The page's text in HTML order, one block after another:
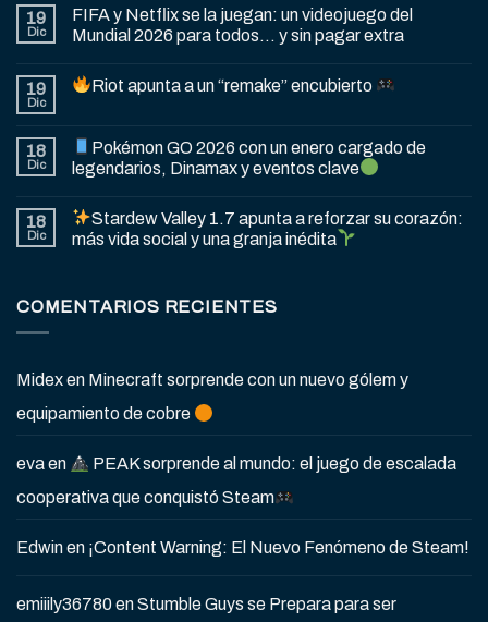
19
Dic
FIFA y Netflix se la juegan: un videojuego del
Mundial 2026 para todos… y sin pagar extra
19
Dic
Riot apunta a un “remake” encubierto
18
Dic
Pokémon GO 2026 con un enero cargado de
legendarios, Dinamax y eventos clave
18
Dic
Stardew Valley 1.7 apunta a reforzar su corazón:
más vida social y una granja inédita
COMENTARIOS RECIENTES
Midexen Minecraft sorprende con un nuevo gólem y
equipamiento de cobre
evaen
PEAK sorprende al mundo: el juego de escalada
cooperativa que conquistó Steam
Edwinen ¡Content Warning: El Nuevo Fenómeno de Steam!
emiiily36780enStumble Guys se Prepara para ser